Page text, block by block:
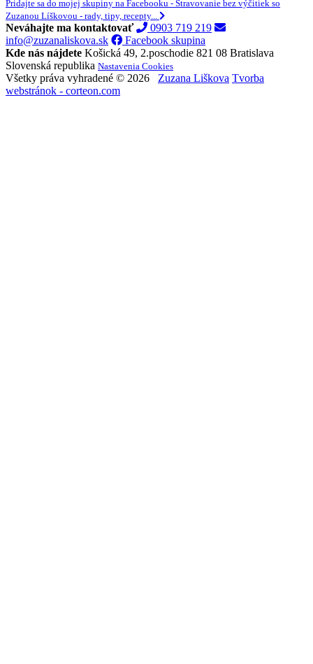
Pridajte sa do mojej skupiny na Facebooku - Stravovanie bez výčitiek so
Zuzanou Líškovou - rady, tipy, recepty...
Neváhajte ma kontaktovať
0903 719 219
info@zuzanaliskova.sk
Facebook skupina
Kde nás nájdete Košická 49, 2.poschodie 821 08 Bratislava
Slovenská republika Nastavenia Cookies
Všetky práva vyhradené © 2026 Zuzana Liškova Tvorba
webstránok - corteon.com